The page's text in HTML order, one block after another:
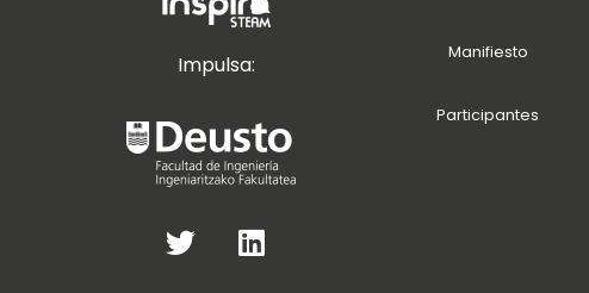
Impulsa:
Manifiesto
Participantes